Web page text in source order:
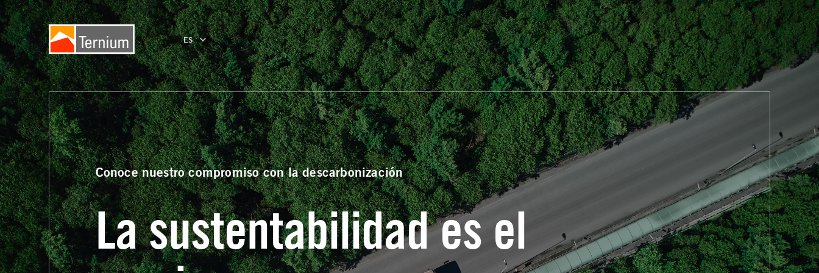
ES
Conoce nuestro compromiso con la descarbonización
La sustentabilidad es el